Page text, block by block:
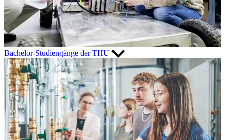
Bachelor-Studiengänge der THU